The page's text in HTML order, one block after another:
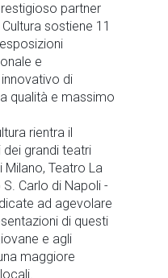
partner
sostiene 11
e
di
qualità e massimo
rientra il
grandi teatri
Milano, Teatro La
Carlo di Napoli -
ad agevolare
di questi
e agli
maggiore